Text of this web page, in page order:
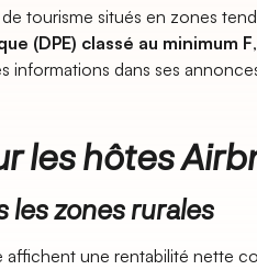
de tourisme situés en zones
(DPE) classé au minimum F
dans ses
hôtes
les zones rurales
affichent une rentabilité nette